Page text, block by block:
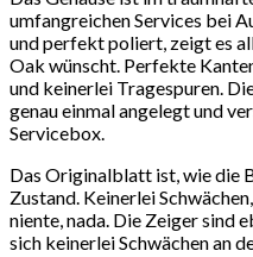
umfangreichen Services bei
und perfekt poliert, zeigt es
Oak wünscht. Perfekte
und keinerlei Tragespuren.
genau einmal angelegt und
Servicebox.
Das Originalblatt ist, wie die
Zustand. Keinerlei
niente, nada. Die Zeiger sind
sich keinerlei Schwächen an